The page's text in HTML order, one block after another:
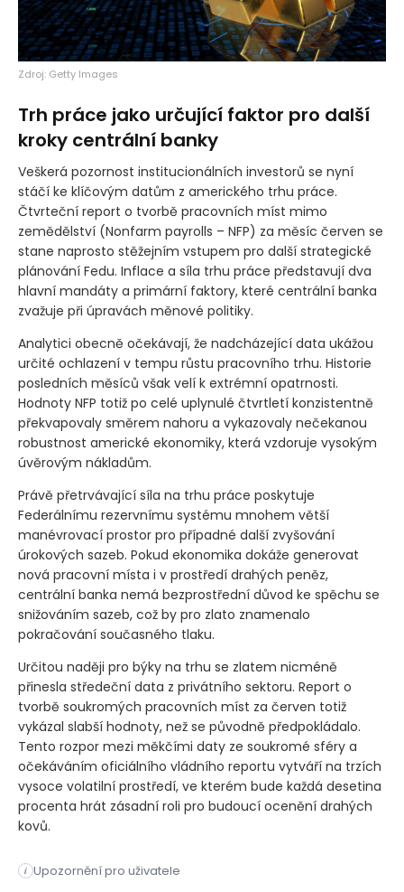
Zdroj: Getty Images
Trh práce jako určující faktor pro další
kroky centrální banky
Veškerá pozornost institucionálních investorů se nyní
stáčí ke klíčovým datům z amerického trhu práce.
Čtvrteční report o tvorbě pracovních míst mimo
zemědělství (Nonfarm payrolls – NFP) za měsíc červen se
stane naprosto stěžejním vstupem pro další strategické
plánování Fedu. Inflace a síla trhu práce představují dva
hlavní mandáty a primární faktory, které centrální banka
zvažuje při úpravách měnové politiky.
Analytici obecně očekávají, že nadcházející data ukážou
určité ochlazení v tempu růstu pracovního trhu. Historie
posledních měsíců však velí k extrémní opatrnosti.
Hodnoty NFP totiž po celé uplynulé čtvrtletí konzistentně
překvapovaly směrem nahoru a vykazovaly nečekanou
robustnost americké ekonomiky, která vzdoruje vysokým
úvěrovým nákladům.
Právě přetrvávající síla na trhu práce poskytuje
Federálnímu rezervnímu systému mnohem větší
manévrovací prostor pro případné další zvyšování
úrokových sazeb. Pokud ekonomika dokáže generovat
nová pracovní místa i v prostředí drahých peněz,
centrální banka nemá bezprostřední důvod ke spěchu se
snižováním sazeb, což by pro zlato znamenalo
pokračování současného tlaku.
Určitou naději pro býky na trhu se zlatem nicméně
přinesla středeční data z privátního sektoru. Report o
tvorbě soukromých pracovních míst za červen totiž
vykázal slabší hodnoty, než se původně předpokládalo.
Tento rozpor mezi měkčími daty ze soukromé sféry a
očekáváním oficiálního vládního reportu vytváří na trzích
vysoce volatilní prostředí, ve kterém bude každá desetina
procenta hrát zásadní roli pro budoucí ocenění drahých
kovů.
i Upozornění pro uživatele